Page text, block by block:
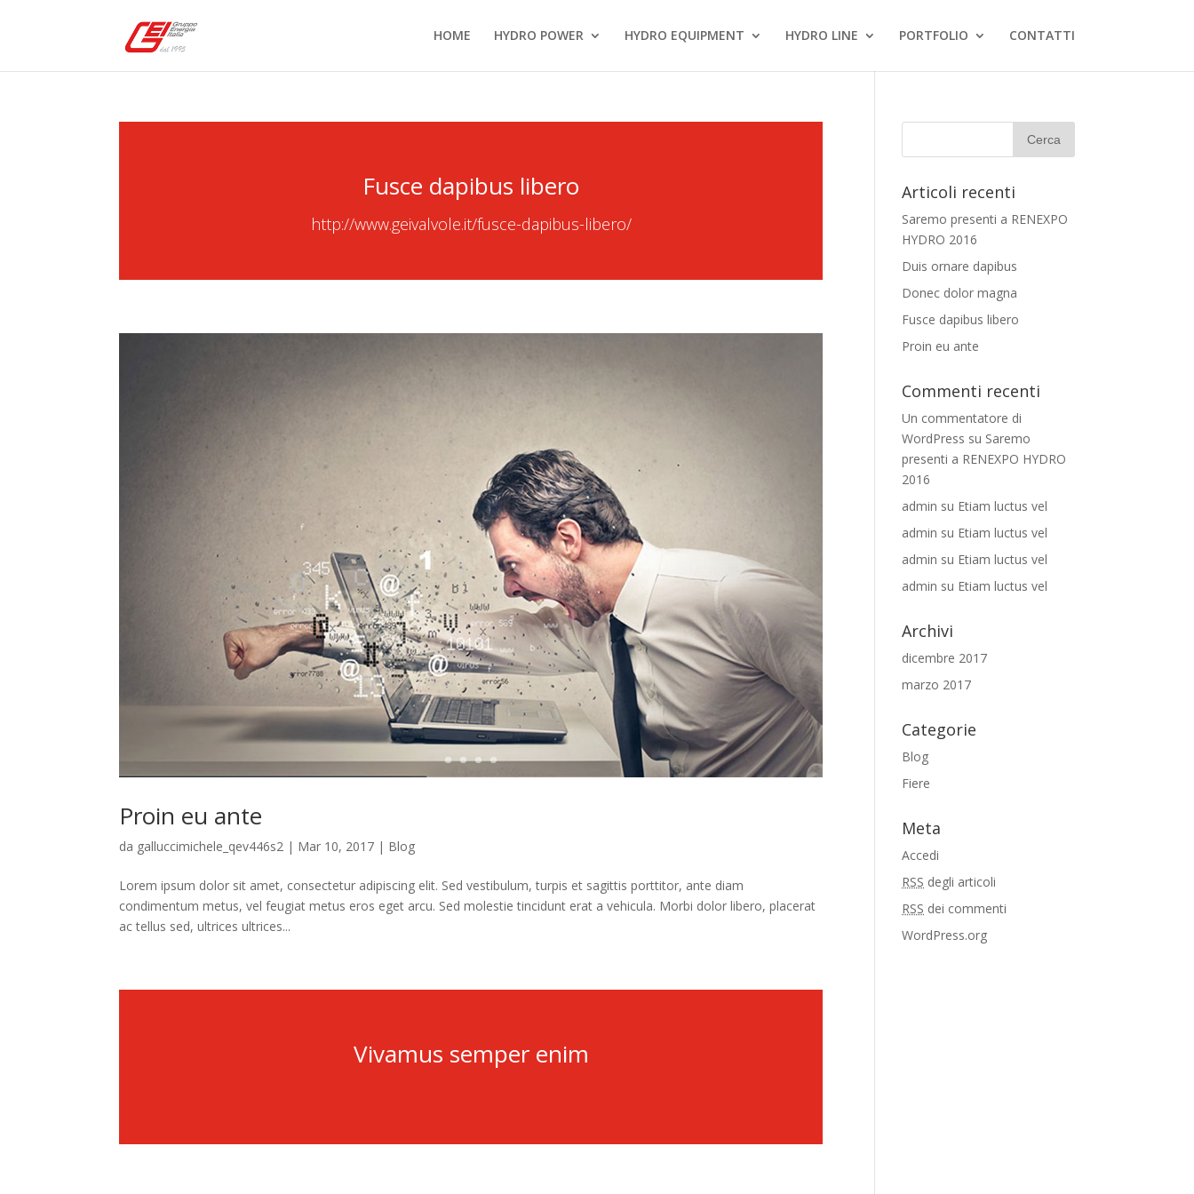
HOME HYDRO POWER HYDRO EQUIPMENT HYDRO LINE PORTFOLIO CONTATTI
Fusce dapibus libero
http://www.geivalvole.it/fusce-dapibus-libero/
Proin eu ante
da galluccimichele_qev446s2 | Mar 10, 2017 | Blog
Lorem ipsum dolor sit amet, consectetur adipiscing elit. Sed vestibulum, turpis et sagittis porttitor, ante diam
condimentum metus, vel feugiat metus eros eget arcu. Sed molestie tincidunt erat a vehicula. Morbi dolor libero, placerat
ac tellus sed, ultrices ultrices...
Vivamus semper enim
Articoli recenti
Saremo presenti a RENEXPO
HYDRO 2016
Duis ornare dapibus
Donec dolor magna
Fusce dapibus libero
Proin eu ante
Commenti recenti
Un commentatore di
WordPress su Saremo
presenti a RENEXPO HYDRO
2016
admin su Etiam luctus vel
admin su Etiam luctus vel
admin su Etiam luctus vel
admin su Etiam luctus vel
Archivi
dicembre 2017
marzo 2017
Categorie
Blog
Fiere
Meta
Accedi
RSS degli articoli
RSS dei commenti
WordPress.org